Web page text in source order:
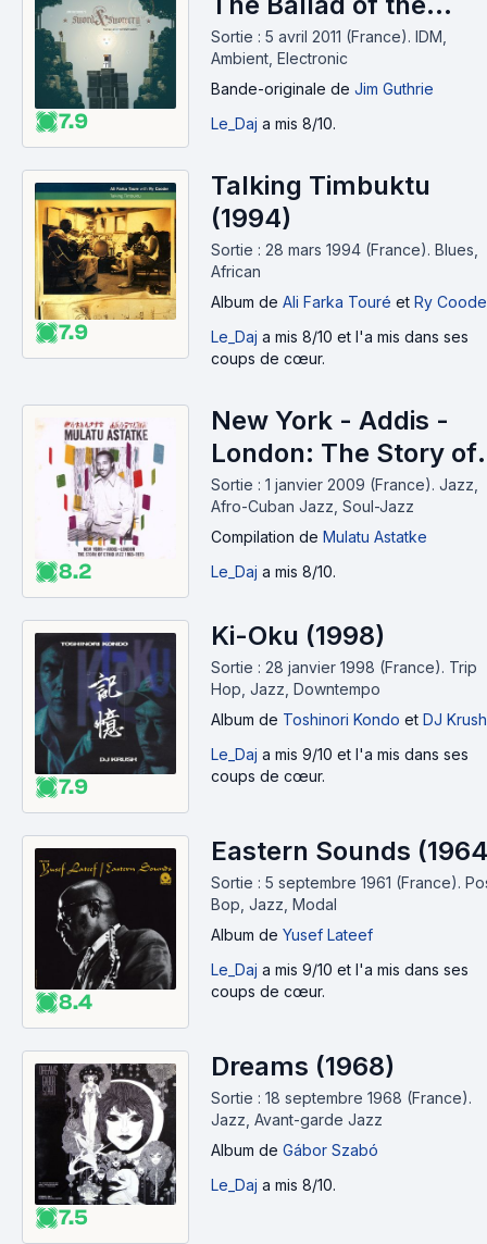
7.9
Space Babies (OST)
(2011)
Sortie : 5 avril 2011 (France). IDM,
Ambient, Electronic
Bande-originale de Jim Guthrie
Le_Daj a mis 8/10.
7.9
Talking Timbuktu
(1994)
Sortie : 28 mars 1994 (France). Blues,
African
Album de Ali Farka Touré et Ry
Le_Daj a mis 8/10 et l'a mis dans ses
coups de cœur.
8.2
New York - Addis -
London: The Story of
Ethio Jazz 1965-1975
(2009)
Sortie : 1 janvier 2009 (France). Jazz,
Afro-Cuban Jazz, Soul-Jazz
Compilation de Mulatu Astatke
Le_Daj a mis 8/10.
7.9
Ki-Oku (1998)
Sortie : 28 janvier 1998 (France). Trip
Hop, Jazz, Downtempo
Album de Toshinori Kondo et DJ Krush
Le_Daj a mis 9/10 et l'a mis dans ses
coups de cœur.
8.4
Eastern Sounds
Sortie : 5 septembre 1961 (France).
Bop, Jazz, Modal
Album de Yusef Lateef
Le_Daj a mis 9/10 et l'a mis dans ses
coups de cœur.
7.5
Dreams (1968)
Sortie : 18 septembre 1968 (France).
Jazz, Avant-garde Jazz
Album de Gábor Szabó
Le_Daj a mis 8/10.